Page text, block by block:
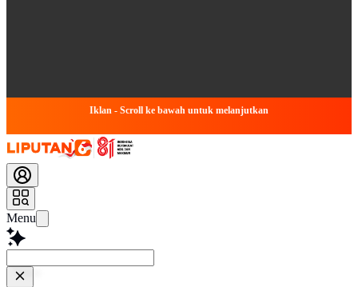
Iklan - Scroll ke bawah untuk melanjutkan
Menu
Baca lebih ce